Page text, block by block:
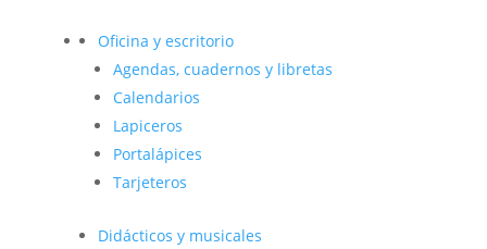
Oficina y escritorio
Agendas, cuadernos y libretas
Calendarios
Lapiceros
Portalápices
Tarjeteros
Didácticos y musicales